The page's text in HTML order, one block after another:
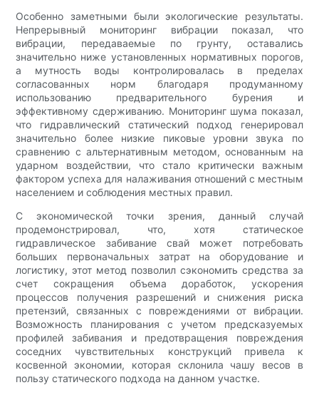
Особенно заметными были экологические результаты.
Непрерывный мониторинг вибрации показал, что
вибрации, передаваемые по грунту, оставались
значительно ниже установленных нормативных порогов,
а мутность воды контролировалась в пределах
согласованных норм благодаря продуманному
использованию предварительного бурения и
эффективному сдерживанию. Мониторинг шума показал,
что гидравлический статический подход генерировал
значительно более низкие пиковые уровни звука по
сравнению с альтернативным методом, основанным на
ударном воздействии, что стало критически важным
фактором успеха для налаживания отношений с местным
населением и соблюдения местных правил.
С экономической точки зрения, данный случай
продемонстрировал, что, хотя статическое
гидравлическое забивание свай может потребовать
больших первоначальных затрат на оборудование и
логистику, этот метод позволил сэкономить средства за
счет сокращения объема доработок, ускорения
процессов получения разрешений и снижения риска
претензий, связанных с повреждениями от вибрации.
Возможность планирования с учетом предсказуемых
профилей забивания и предотвращения повреждения
соседних чувствительных конструкций привела к
косвенной экономии, которая склонила чашу весов в
пользу статического подхода на данном участке.